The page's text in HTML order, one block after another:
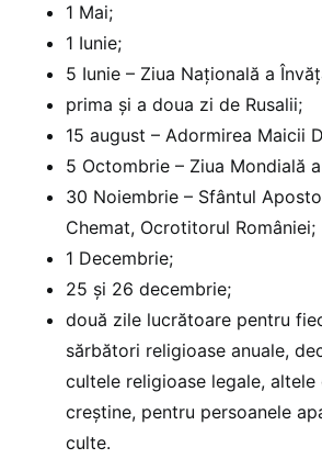
1 Mai;
1 Iunie;
5 Iunie – Ziua Naţională a
prima şi a doua zi de Rusalii;
15 august – Adormirea Maicii
5 Octombrie – Ziua Mondială
30 Noiembrie – Sfântul
Chemat, Ocrotitorul României;
1 Decembrie;
25 şi 26 decembrie;
două zile lucrătoare pentru
sărbători religioase anuale,
cultele religioase legale,
creştine, pentru persoanele
culte.